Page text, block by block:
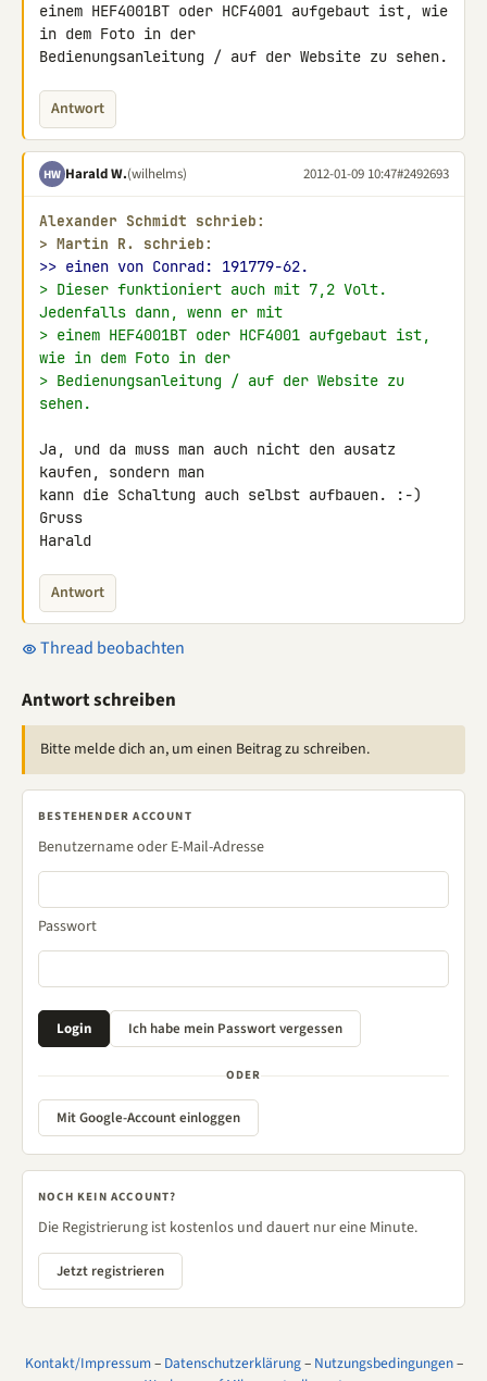
einem HEF4001BT oder HCF4001 aufgebaut ist, wie
in dem Foto in der
Bedienungsanleitung / auf der Website zu sehen.
Antwort
HW Harald W.(wilhelms) 2012-01-09 10:47#2492693
Alexander Schmidt schrieb:
> Martin R. schrieb:
>> einen von Conrad: 191779-62.
> Dieser funktioniert auch mit 7,2 Volt.
Jedenfalls dann, wenn er mit
> einem HEF4001BT oder HCF4001 aufgebaut ist,
wie in dem Foto in der
> Bedienungsanleitung / auf der Website zu
sehen.
Ja, und da muss man auch nicht den ausatz
kaufen, sondern man
kann die Schaltung auch selbst aufbauen. :-)
Gruss
Harald
Antwort
Thread beobachten
Antwort schreiben
Bitte melde dich an, um einen Beitrag zu schreiben.
BESTEHENDER ACCOUNT
Benutzername oder E-Mail-Adresse
Passwort
ODER
Mit Google-Account einloggen
NOCH KEIN ACCOUNT?
Die Registrierung ist kostenlos und dauert nur eine Minute.
Jetzt registrieren
Kontakt/Impressum– Datenschutzerklärung– Nutzungsbedingungen–